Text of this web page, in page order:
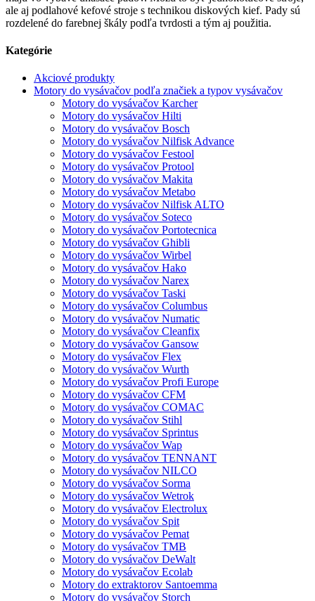
ale aj podlahové kefové stroje s technikou diskových kief. Pady sú
rozdelené do farebnej škály podľa tvrdosti a tým aj použitia.
Kategórie
Akciové produkty
Motory do vysávačov podľa značiek a typov vysávačov
Motory do vysávačov Karcher
Motory do vysávačov Hilti
Motory do vysávačov Bosch
Motory do vysávačov Nilfisk Advance
Motory do vysávačov Festool
Motory do vysávačov Protool
Motory do vysávačov Makita
Motory do vysávačov Metabo
Motory do vysávačov Nilfisk ALTO
Motory do vysávačov Soteco
Motory do vysávačov Portotecnica
Motory do vysávačov Ghibli
Motory do vysávačov Wirbel
Motory do vysávačov Hako
Motory do vysávačov Narex
Motory do vysávačov Taski
Motory do vysávačov Columbus
Motory do vysávačov Numatic
Motory do vysávačov Cleanfix
Motory do vysávačov Gansow
Motory do vysávačov Flex
Motory do vysávačov Wurth
Motory do vysávačov Profi Europe
Motory do vysávačov CFM
Motory do vysávačov COMAC
Motory do vysávačov Stihl
Motory do vysávačov Sprintus
Motory do vysávačov Wap
Motory do vysávačov TENNANT
Motory do vysávačov NILCO
Motory do vysávačov Sorma
Motory do vysávačov Wetrok
Motory do vysávačov Electrolux
Motory do vysávačov Spit
Motory do vysávačov Pemat
Motory do vysávačov TMB
Motory do vysávačov DeWalt
Motory do vysávačov Ecolab
Motory do extraktorov Santoemma
Motory do vysávačov Storch